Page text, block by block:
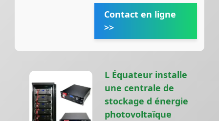
Contact en ligne
>>
L Équateur installe
une centrale de
stockage d énergie
photovoltaïque